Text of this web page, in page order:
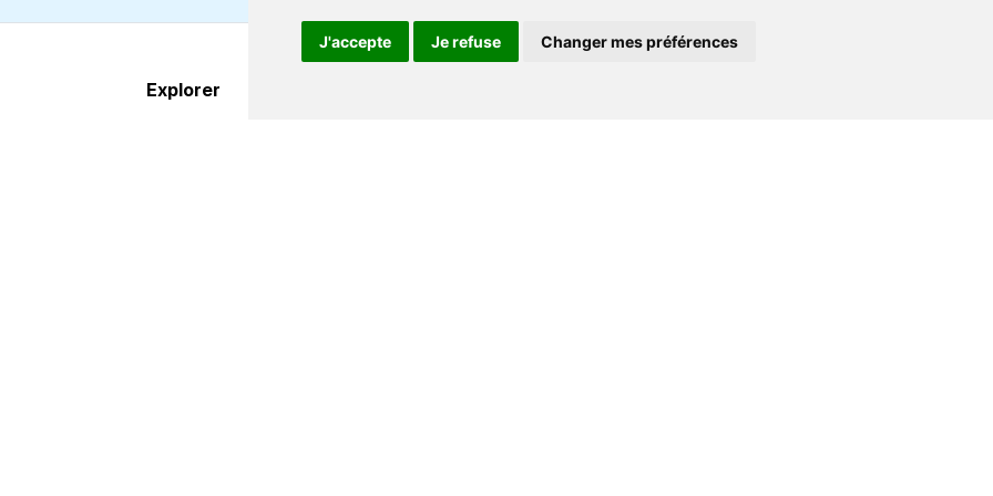
J'accepte Je refuse Changer mes préférences
Explorer